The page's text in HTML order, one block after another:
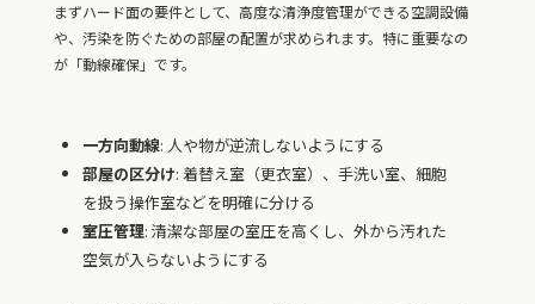
まずハード面の要件として、高度な清浄度管理ができる空調設備
や、汚染を防ぐための部屋の配置が求められます。特に重要なの
が「動線確保」です。
一方向動線: 人や物が逆流しないようにする
部屋の区分け: 着替え室（更衣室）、手洗い室、細胞
を扱う操作室などを明確に分ける
室圧管理: 清潔な部屋の室圧を高くし、外から汚れた
空気が入らないようにする